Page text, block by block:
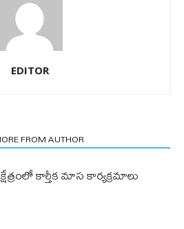
EDITOR
FROM AUTHOR
క్షేత్రంలో కార్తీక మాస కార్య‌క్ర‌మాలు